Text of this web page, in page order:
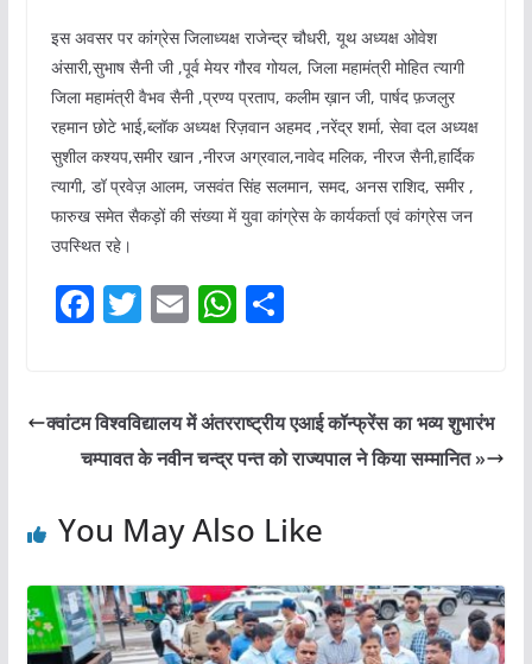
इस अवसर पर कांग्रेस जिलाध्यक्ष राजेन्द्र चौधरी, यूथ अध्यक्ष ओवेश
अंसारी,सुभाष सैनी जी ,पूर्व मेयर गौरव गोयल, जिला महामंत्री मोहित त्यागी
जिला महामंत्री वैभव सैनी ,प्रण्य प्रताप, कलीम ख़ान जी, पार्षद फ़जलुर
रहमान छोटे भाई,ब्लॉक अध्यक्ष रिज़वान अहमद ,नरेंद्र शर्मा, सेवा दल अध्यक्ष
सुशील कश्यप,समीर खान ,नीरज अग्रवाल,नावेद मलिक, नीरज सैनी,हार्दिक
त्यागी, डॉ प्रवेज़ आलम, जसवंत सिंह सलमान, समद, अनस राशिद, समीर ,
फारुख समेत सैकड़ों की संख्या में युवा कांग्रेस के कार्यकर्ता एवं कांग्रेस जन
उपस्थित रहे।
F
e
b
o
T
er
E
l
W
s
A
p
S
e
क्वांटम विश्वविद्यालय में अंतरराष्ट्रीय एआई कॉन्फ्रेंस का भव्य शुभारंभ
चम्पावत के नवीन चन्द्र पन्त को राज्यपाल ने किया सम्मानित »
You May Also Like